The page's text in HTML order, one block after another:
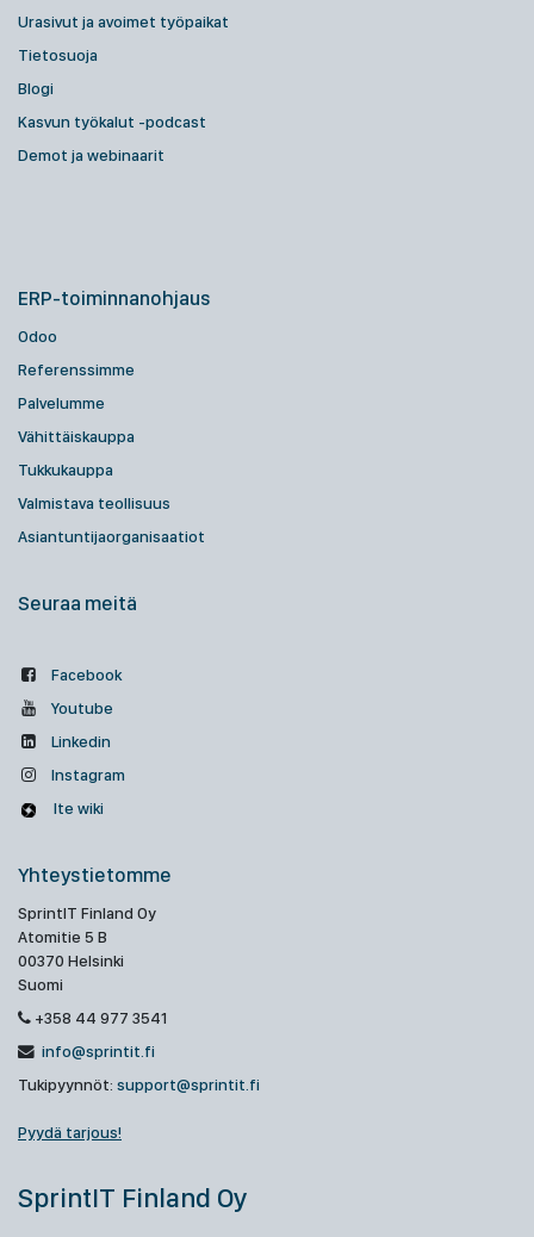
Urasivut ja avoimet työpaikat
Tietosuoja
Blogi
Kasvun työkalut -podcast
Demot ja webinaarit
ERP-toiminnanohjaus
Odoo
Referenssimme
Palvelumme
Vähittäiskauppa
Tukkukauppa
Valmistava teollisuus
Asiantuntijaorganisaatiot
Seuraa meitä
Facebook
Youtube
Linkedin
Instagram
Ite wiki
Yhteystietomme
SprintIT Finland Oy
Atomitie 5 B
00370 Helsinki
Suomi
+358 44 977 3541
info@sprintit.fi
Tukipyynnöt: support@sprintit.fi
Pyydä tarjous!
SprintIT Finland Oy